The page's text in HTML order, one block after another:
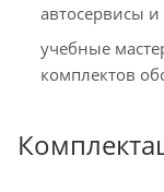
автосервисы
учебные
комплектов